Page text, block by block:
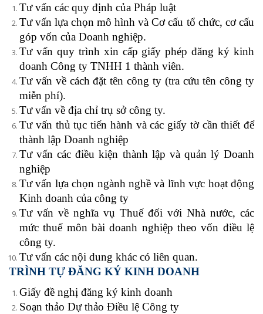
Tư vấn các quy định của Pháp luật
Tư vấn lựa chọn mô hình và Cơ cấu tổ chức, cơ cấu
góp vốn của Doanh nghiệp.
Tư vấn quy trình xin cấp giấy phép đăng ký kinh
doanh Công ty TNHH 1 thành viên.
Tư vấn về cách đặt tên công ty (tra cứu tên công ty
miễn phí).
Tư vấn về địa chỉ trụ sở công ty.
Tư vấn thủ tục tiến hành và các giấy tờ cần thiết để
thành lập Doanh nghiệp
Tư vấn các điều kiện thành lập và quản lý Doanh
nghiệp
Tư vấn lựa chọn ngành nghề và lĩnh vực hoạt động
Kinh doanh của công ty
Tư vấn về nghĩa vụ Thuế đối với Nhà nước, các
mức thuế môn bài doanh nghiệp theo vốn điều lệ
công ty.
Tư vấn các nội dung khác có liên quan.
TRÌNH TỰ ĐĂNG KÝ KINH DOANH
Giấy đề nghị đăng ký kinh doanh
Soạn thảo Dự thảo Điều lệ Công ty